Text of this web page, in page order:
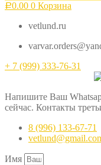
Р0.00 0 Корзина
vetlund.ru
+ 7 (999) 333-76-31
Напишите Ваш
сейчас. Контакты
8 (996) 133-67-71
Имя